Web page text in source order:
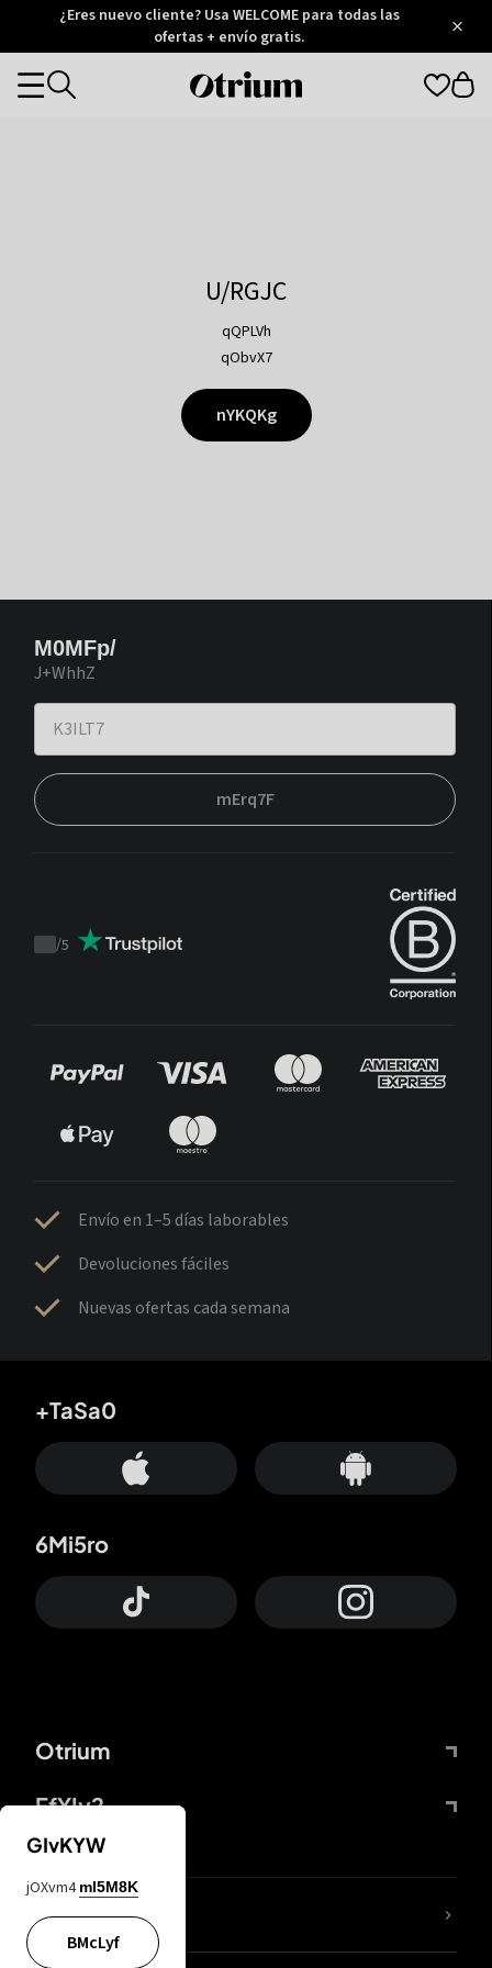
Otrium
Trustpilot
¿Eres nuevo cliente? Usa WELCOME para todas las
ofertas + envío gratis.
Otrium
Categories
U/RGJC
qQPLVh
qObvX7
nYKQKg
M0MFp/
J+WhhZ
mErq7F
Trustpilot
/5
Envío en 1–5 días laborables
Devoluciones fáciles
Nuevas ofertas cada semana
Otrium
FfYIy2
+TaSa0
6Mi5ro
65A04M
GIvKYW
jOXvm4 mI5M8K
BMcLyf